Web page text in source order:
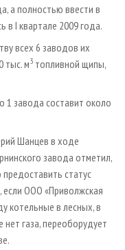
а полностью ввести в
в I квартале 2009 года.
всех 6 заводов их
тыс. м3 топливной щипы,
1 завода составит около
Шанцев в ходе
завода отметил,
статус
если ООО «Приволжская
котельные в лесных, в
нет газа, переоборудует